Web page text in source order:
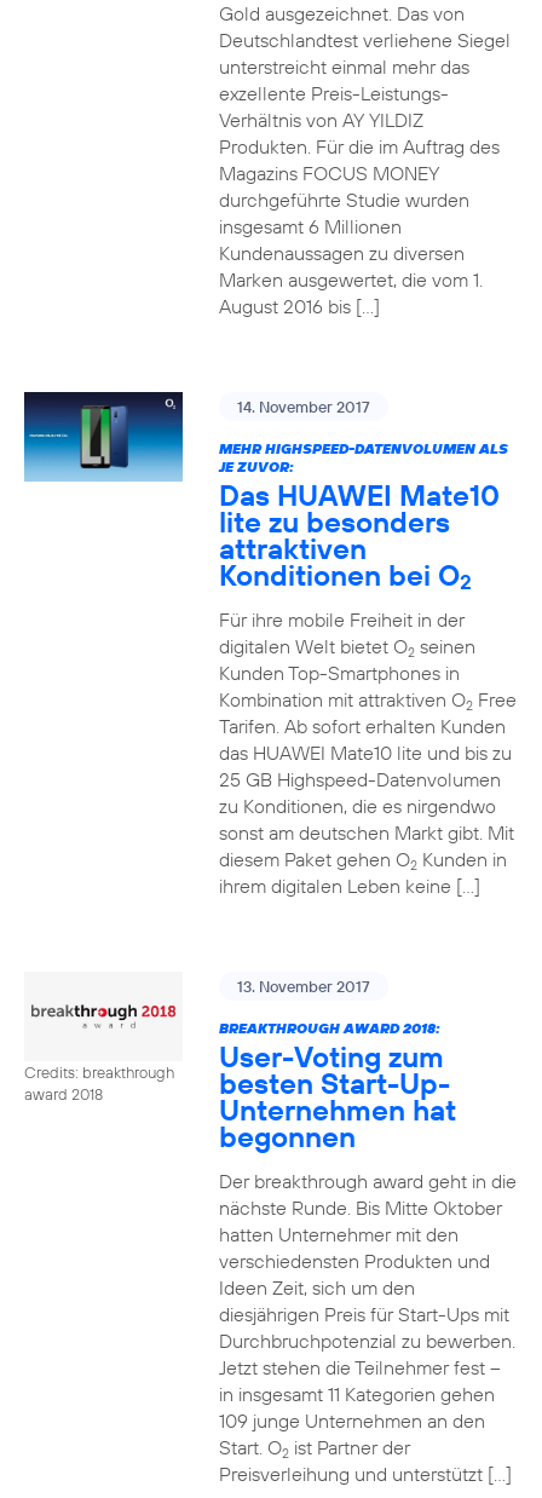
Gold ausgezeichnet. Das von
Deutschlandtest verliehene Siegel
unterstreicht einmal mehr das
exzellente Preis-Leistungs-
Verhältnis von AY YILDIZ
Produkten. Für die im Auftrag des
Magazins FOCUS MONEY
durchgeführte Studie wurden
insgesamt 6 Millionen
Kundenaussagen zu diversen
Marken ausgewertet, die vom 1.
August 2016 bis […]
14. November 2017
MEHR HIGHSPEED-DATENVOLUMEN ALS
JE ZUVOR:
Das HUAWEI Mate10
lite zu besonders
attraktiven
Konditionen bei O2
Für ihre mobile Freiheit in der
digitalen Welt bietet O2seinen
Kunden Top-Smartphones in
Kombination mit attraktiven O2Free
Tarifen. Ab sofort erhalten Kunden
das HUAWEI Mate10 lite und bis zu
25 GB Highspeed-Datenvolumen
zu Konditionen, die es nirgendwo
sonst am deutschen Markt gibt. Mit
diesem Paket gehen O2Kunden in
ihrem digitalen Leben keine […]
Credits: breakthrough
award 2018
13. November 2017
BREAKTHROUGH AWARD 2018:
User-Voting zum
besten Start-Up-
Unternehmen hat
begonnen
Der breakthrough award geht in die
nächste Runde. Bis Mitte Oktober
hatten Unternehmer mit den
verschiedensten Produkten und
Ideen Zeit, sich um den
diesjährigen Preis für Start-Ups mit
Durchbruchpotenzial zu bewerben.
Jetzt stehen die Teilnehmer fest –
in insgesamt 11 Kategorien gehen
109 junge Unternehmen an den
Start. O2ist Partner der
Preisverleihung und unterstützt […]